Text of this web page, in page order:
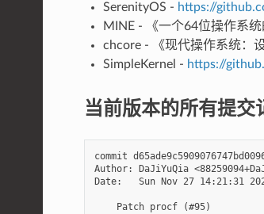
SerenityOS - https://
MINE - 《一个64位操作系
chcore - 《现代操作系统：
SimpleKernel - https://
当前版本的所有提交
commit
Author: DaJiYuQia
Date:   Sun Nov 27 14:21:31
    Patch procf (#95)